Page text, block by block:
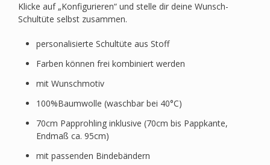
Klicke auf „Konfigurieren“ und stelle dir deine Wunsch-
Schultüte selbst zusammen.
personalisierte Schultüte aus Stoff
Farben können frei kombiniert werden
mit Wunschmotiv
100%Baumwolle (waschbar bei 40°C)
70cm Papprohling inklusive (70cm bis Pappkante,
Endmaß ca. 95cm)
mit passenden Bindebändern